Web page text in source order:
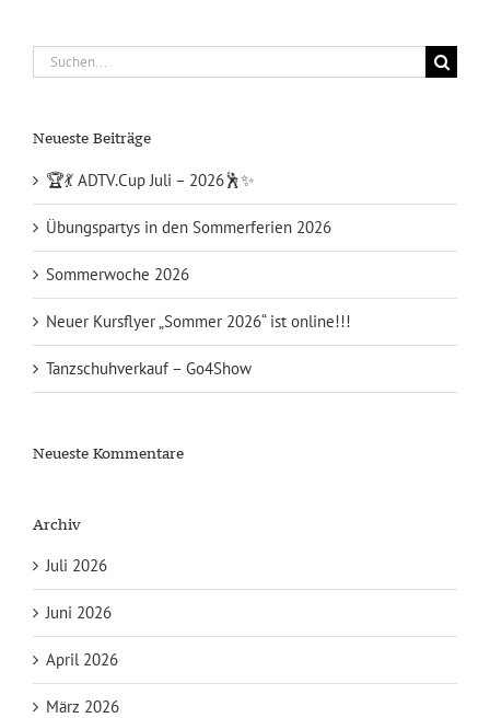
Suche
nach:
Neueste Beiträge
🏆💃 ADTV.Cup Juli – 2026🕺✨
Übungspartys in den Sommerferien 2026
Sommerwoche 2026
Neuer Kursflyer „Sommer 2026“ ist online!!!
Tanzschuhverkauf – Go4Show
Neueste Kommentare
Archiv
Juli 2026
Juni 2026
April 2026
März 2026